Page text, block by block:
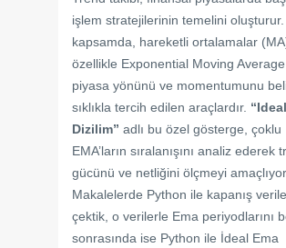
işlem stratejilerinin temelini oluşturur.
kapsamda, hareketli ortalamalar
özellikle Exponential Moving Average
piyasa yönünü ve momentumunu
sıklıkla tercih edilen araçlardır.
Dizilim” adlı bu özel gösterge, çoklu
EMA’ların sıralanışını analiz ederek
gücünü ve netliğini ölçmeyi
Makalelerde Python ile kapanış
çektik, o verilerle Ema periyodlarını
sonrasında ise Python ile İdeal Ema